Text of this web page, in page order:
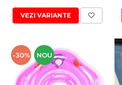
VEZI VARIANTE
-30% NOU